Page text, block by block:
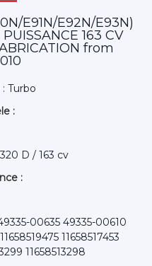
E91N/E92N/E93N)
163 CV
from
Turbo
:
D / 163 cv
:
00635 49335-00610
11658517453
11658513298